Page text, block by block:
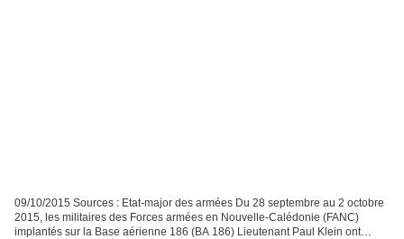
09/10/2015 Sources : Etat-major des armées Du 28 septembre au 2 octobre
2015, les militaires des Forces armées en Nouvelle-Calédonie (FANC)
implantés sur la Base aérienne 186 (BA 186) Lieutenant Paul Klein ont